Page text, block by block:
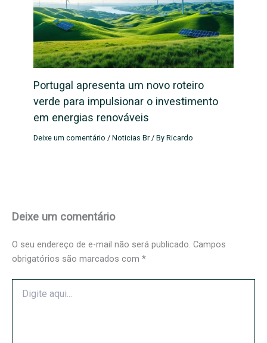
Portugal apresenta um novo roteiro
verde para impulsionar o investimento
em energias renováveis
Deixe um comentário /Noticias Br/ ByRicardo
Deixe um comentário
O seu endereço de e-mail não será publicado. Campos
obrigatórios são marcados com *
aqui...